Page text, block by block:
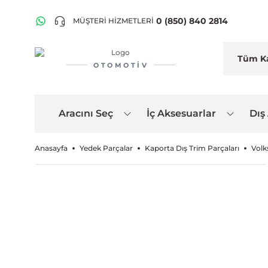
MÜŞTERİ HİZMETLERİ 0 (850) 840 2814
OTOMOTIV
Aracını Seç İç Aksesuarlar
Anasayfa Yedek Parçalar Kaporta Dış Trim Parçaları